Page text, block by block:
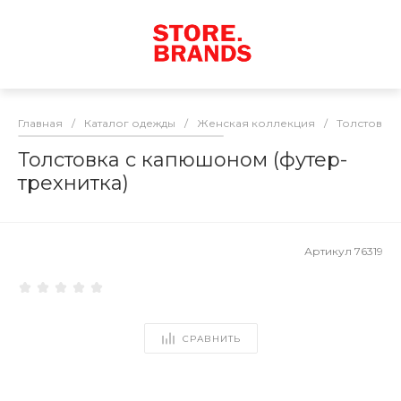
Главная / Каталог одежды / Женская коллекция / Толстовки
Толстовка с капюшоном (футер-
трехнитка)
Артикул 76319
СРАВНИТЬ